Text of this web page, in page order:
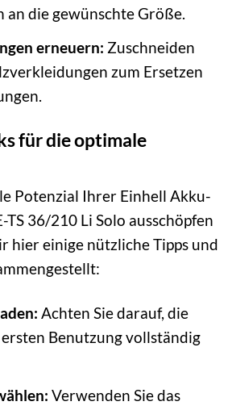
an die gewünschte Größe.
erneuern: Zuschneiden
zum Ersetzen
für die optimale
Potenzial Ihrer Einhell Akku-
TS 36/210 Li Solo ausschöpfen
hier einige nützliche Tipps und
Achten Sie darauf, die
Benutzung vollständig
Verwenden Sie das